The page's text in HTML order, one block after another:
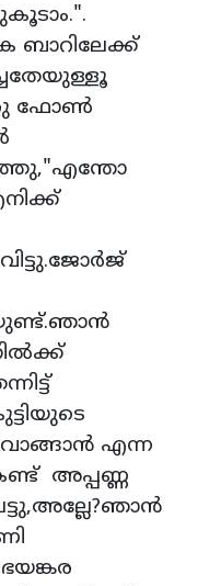
ബാറിലേക്ക്
ഫോൺ
എന്ന
അപ്പണ്ണ